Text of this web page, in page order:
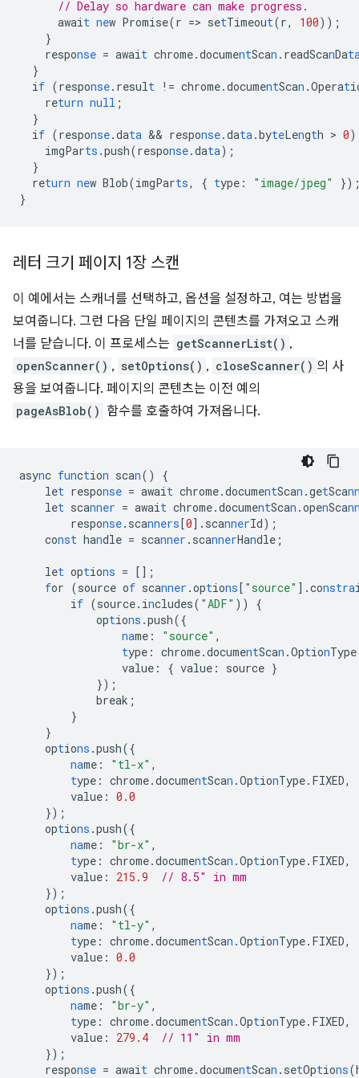
// Delay so hardware can make progress.
await new Promise(r => setTimeout(r, 100));
}
response = await chrome.documentScan .readScanDa
}
if (response.result != chrome.documentScan .Operat
return null ;
}
if (response.data && response.data.byteLength > 0)
imgParts .push(response.data);
}
return new Blob(imgParts, { type : "image/jpeg" }
}
레터 크기 페이지 1장 스캔
이 예에서는 스캐너를 선택하고, 옵션을 설정하고, 여는 방법을
보여줍니다. 그런 다음 단일 페이지의 콘텐츠를 가져오고 스캐
너를 닫습니다. 이 프로세스는 getScannerList() ,
openScanner() , setOptions() , closeScanner() 의 사
용을 보여줍니다. 페이지의 콘텐츠는 이전 예의
pageAsBlob() 함수를 호출하여 가져옵니다.
async function scan()
{
let response = await chrome.documentScan .getSca
let scanner = await chrome.documentScan .openSca
response.scanners[0] .scannerId);
const handle = scanner .scannerHandle;
let options = [] ;
for (source of scanner .options[ "source" ] .constra
if (source.includes( "ADF" ))
{
options .push({
name : "source" ,
type : chrome.documentScan .Option
value : { value : source }
});
break;
}
}
options .push({
name : "tl-x" ,
type : chrome.documentScan .OptionType.FIXED,
value : 0.0
});
options .push({
name : "br-x" ,
type : chrome.documentScan .OptionType.FIXED,
value : 215.9
// 8.5" in mm
});
options .push({
name : "tl-y" ,
type : chrome.documentScan .OptionType.FIXED,
value : 0.0
});
options .push({
name : "br-y" ,
type : chrome.documentScan .OptionType.FIXED,
value : 279.4
// 11" in mm
});
response = await chrome.documentScan .setOptions